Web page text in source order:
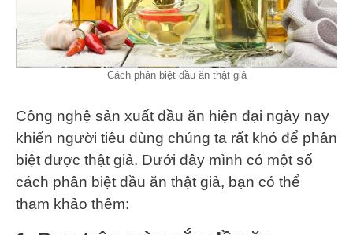
Cách phân biệt dầu ăn thật giả
Công nghệ sản xuất dầu ăn hiện đại ngày nay
khiến người tiêu dùng chúng ta rất khó để phân
biệt được thật giả. Dưới đây mình có một số
cách phân biệt dầu ăn thật giả, bạn có thể
tham khảo thêm: